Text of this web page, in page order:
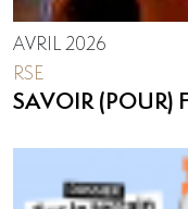
AVRIL 2026
RSE
SAVOIR (POUR)